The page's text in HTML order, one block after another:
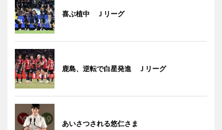
喜ぶ植中 Ｊリーグ
鹿島、逆転で白星発進 Ｊリーグ
あいさつされる悠仁さま